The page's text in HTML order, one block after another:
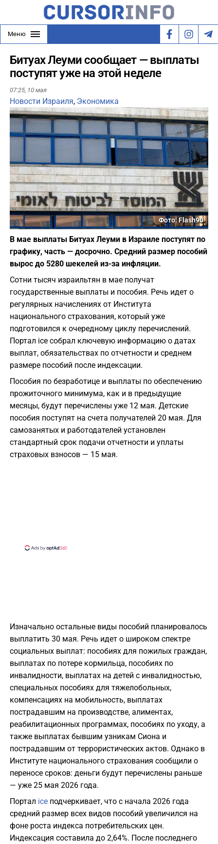
Меню
Битуах Леуми сообщает — выплаты
поступят уже на этой неделе
07:25, 10 мая
Новости Израиля, Экономика
Фото: Flash90
В мае выплаты Битуах Леуми в Израиле поступят по
графику, часть — досрочно. Средний размер пособий
вырос до 5280 шекелей из-за инфляции.
Сотни тысяч израильтян в мае получат
государственные выплаты и пособия. Речь идет о
регулярных начислениях от Института
национального страхования, который уже
подготовился к очередному циклу перечислений.
Портал ice собрал ключевую информацию о датах
выплат, обязательствах по отчетности и среднем
размере пособий после индексации.
Пособия по безработице и выплаты по обеспечению
прожиточного минимума, как и в предыдущие
месяцы, будут перечислены уже 12 мая. Детские
пособия поступят на счета получателей 20 мая. Для
самозанятых и работодателей установлен
стандартный срок подачи отчетности и уплаты
страховых взносов — 15 мая.
Изначально остальные виды пособий планировалось
выплатить 30 мая. Речь идет о широком спектре
социальных выплат: пособиях для пожилых граждан,
выплатах по потере кормильца, пособиях по
инвалидности, выплатах на детей с инвалидностью,
специальных пособиях для тяжелобольных,
компенсациях на мобильность, выплатах
пострадавшим на производстве, алиментах,
реабилитационных программах, пособиях по уходу, а
также выплатах бывшим узникам Сиона и
пострадавшим от террористических актов. Однако в
Институте национального страхования сообщили о
переносе сроков: деньги будут перечислены раньше
— уже 25 мая 2026 года.
Портал ice подчеркивает, что с начала 2026 года
средний размер всех видов пособий увеличился на
фоне роста индекса потребительских цен.
Индексация составила до 2,64%. После последнего